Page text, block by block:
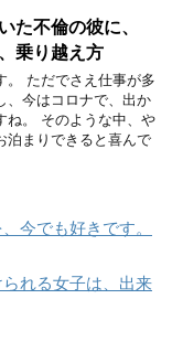
た不倫の彼に、
乗り越え方
。 ただでさえ仕事が多
、今はコロナで、出か
ね。 そのような中、や
泊まりできると喜んで
今でも好きです。
れる女子は、出来